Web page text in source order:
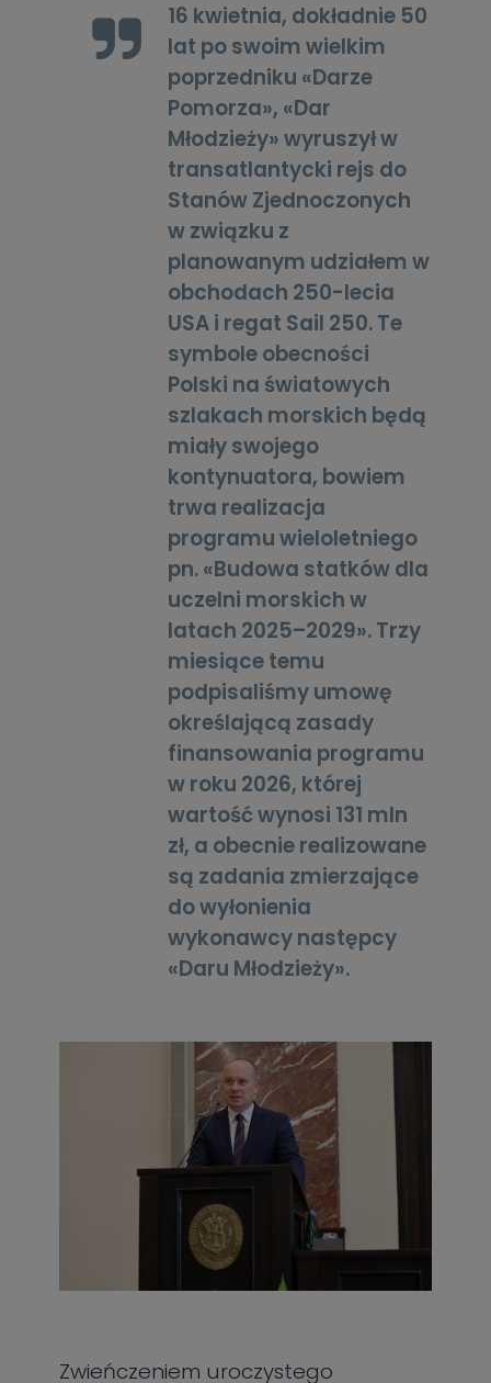
16 kwietnia, dokładnie 50
lat po swoim wielkim
poprzedniku «Darze
Pomorza», «Dar
Młodzieży» wyruszył w
transatlantycki rejs do
Stanów Zjednoczonych
w związku z
planowanym udziałem w
obchodach 250-lecia
USA i regat Sail 250. Te
symbole obecności
Polski na światowych
szlakach morskich będą
miały swojego
kontynuatora, bowiem
trwa realizacja
programu wieloletniego
pn. «Budowa statków dla
uczelni morskich w
latach 2025–2029». Trzy
miesiące temu
podpisaliśmy umowę
określającą zasady
finansowania programu
w roku 2026, której
wartość wynosi 131 mln
zł, a obecnie realizowane
są zadania zmierzające
do wyłonienia
wykonawcy następcy
«Daru Młodzieży».
Zwieńczeniem uroczystego